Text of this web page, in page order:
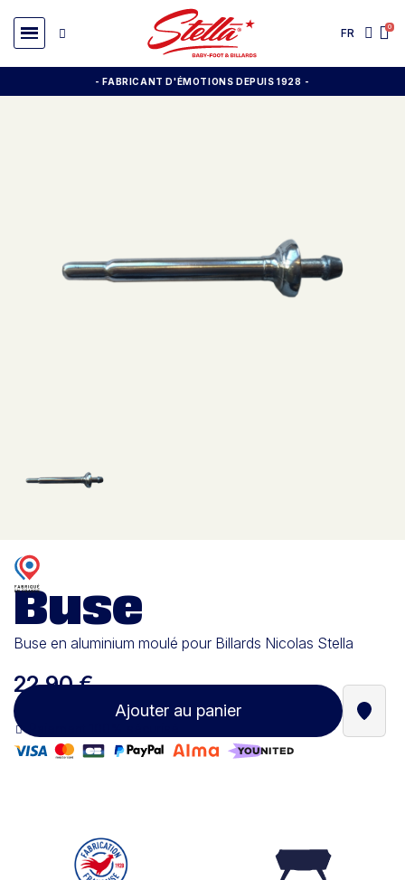
FR
- FABRICANT D'ÉMOTIONS DEPUIS 1928 -
Buse
Buse en aluminium moulé pour Billards Nicolas Stella
22,90 €
Ajouter au panier